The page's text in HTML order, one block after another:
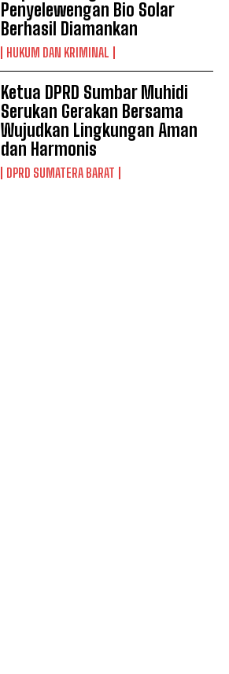
Penyelewengan Bio Solar
Berhasil Diamankan
HUKUM DAN KRIMINAL
Ketua DPRD Sumbar Muhidi
Serukan Gerakan Bersama
Wujudkan Lingkungan Aman
dan Harmonis
DPRD SUMATERA BARAT